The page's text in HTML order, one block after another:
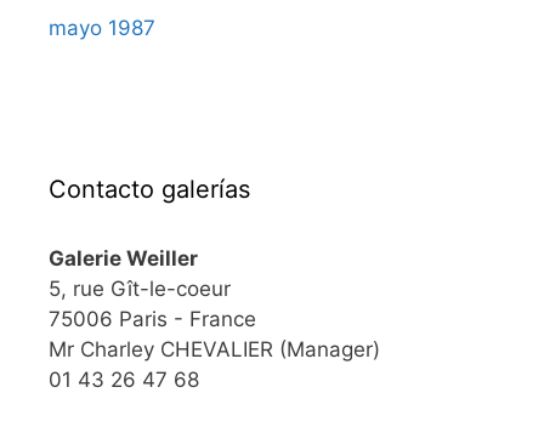
mayo 1987
Contacto galerías
Galerie Weiller
5, rue Gît-le-coeur
75006 Paris - France
Mr Charley CHEVALIER (Manager)
01 43 26 47 68